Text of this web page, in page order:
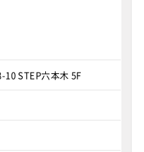
10 STEP六本木 5F